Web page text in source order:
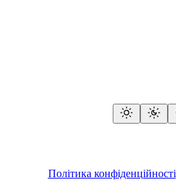
Політика конфіденційності